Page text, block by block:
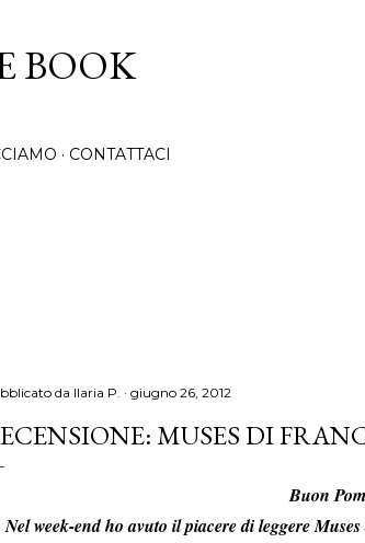
BOOK
CONTATTACI
da Ilaria P. giugno 26, 2012
MUSES DI
Buon
Nel week-end ho avuto il piacere di leggere